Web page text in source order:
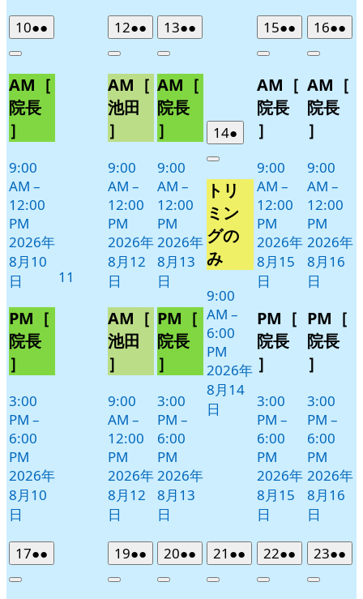
102026
年
月
10
日
●●
件
イ
ト)
Close
AM［
院長
］
9:00
AM –
12:00
PM
2026年
8月10
日
PM［
院長
］
3:00
PM –
6:00
PM
2026年
8月10
日
11
122026
年
月
12
日
●●
件
イ
ベ
ト)
Close
AM［
池田
］
9:00
AM –
12:00
PM
2026年
8月12
日
AM［
池田
］
9:00
AM –
12:00
PM
2026年
8月12
日
132026
年
月
13
日
●●
件
イ
ン
ト)
Close
AM［
院長
］
9:00
AM –
12:00
PM
2026年
8月13
日
PM［
院長
］
3:00
PM –
6:00
PM
2026年
8月13
日
142026
年
月
14
日
●
件
ベ
ン
ト)
Close
トリ
ミン
グの
み
9:00
AM –
6:00
PM
2026年
8月14
日
152026
年
月
15
日
●●
件
イ
ベ
ト)
Close
AM［
院長
］
9:00
AM –
12:00
PM
2026年
8月15
日
PM［
院長
］
3:00
PM –
6:00
PM
2026年
8月15
日
162026
年
月
16
日
●●
件
イ
Close
AM［
院長
］
9:00
AM –
12:00
PM
2026年
8月16
日
PM［
院長
］
3:00
PM –
6:00
PM
2026年
8月16
日
172026
年
●●
件
Close
192026
年
●●
件
Close
202026
年
●●
件
Close
21 2026
年
●●
件
Close
222026
年
●●
件
Close
232026
年
●●
件
Close